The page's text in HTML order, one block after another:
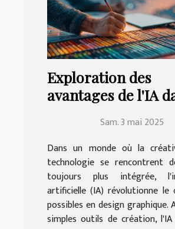
Exploration des
avantages de l'IA
compétences en
graphique
Sam. 3 mai 2025
Dans un monde où la
technologie se rencontrent
toujours plus intégrée,
artificielle (IA) révolutionne le
possibles en design graphique.
simples outils de création,